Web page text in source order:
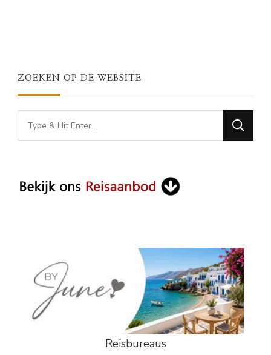
ZOEKEN OP DE WEBSITE
Looking
for
Reisbureaus